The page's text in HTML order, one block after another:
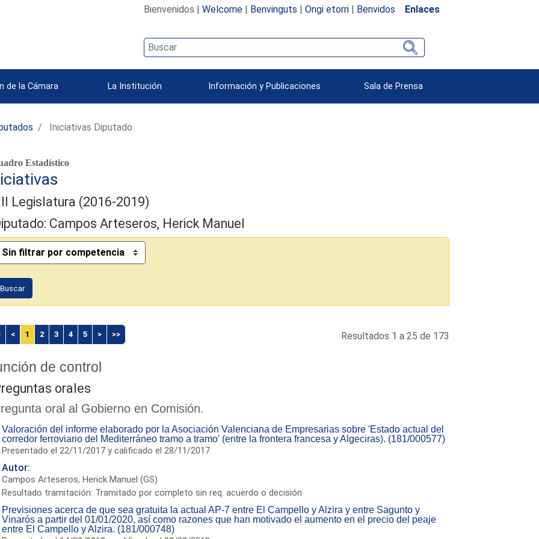
Bienvenidos | Welcome| Benvinguts | Ongi etorri| Benvidos Enlaces
de la Cámara La Institución Información y Publicaciones Sala de Prensa
Iniciativas Diputado
Estadístico
Legislatura (2016-2019)
Campos Arteseros, Herick Manuel
Buscar
< 1 2 3 4 5 > >> Resultados 1 a 25 de 173
de control
orales
oral al Gobierno en Comisión.
Valoración del informe elaborado por la Asociación Valenciana de Empresarias sobre 'Estado actual del
corredor ferroviario del Mediterráneo tramo a tramo' (entre la frontera francesa y Algeciras). (181/000577)
Presentado el 22/11/2017 y calificado el 28/11/2017
Autor:
Campos Arteseros, Herick Manuel (GS)
Resultado tramitación: Tramitado por completo sin req. acuerdo o decisión
Previsiones acerca de que sea gratuita la actual AP-7 entre El Campello y Alzira y entre Sagunto y
Vinarós a partir del 01/01/2020, así como razones que han motivado el aumento en el precio del peaje
entre El Campello y Alzira. (181/000748)